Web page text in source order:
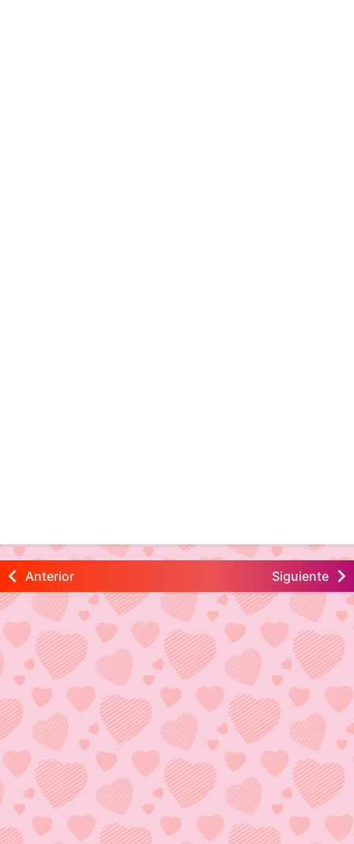
Anterior Siguiente